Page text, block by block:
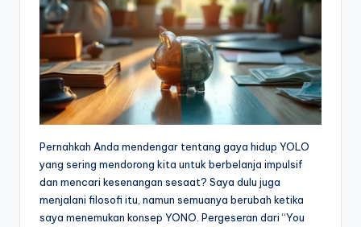
Pernahkah Anda mendengar tentang gaya hidup YOLO
yang sering mendorong kita untuk berbelanja impulsif
dan mencari kesenangan sesaat? Saya dulu juga
menjalani filosofi itu, namun semuanya berubah ketika
saya menemukan konsep YONO. Pergeseran dari “You